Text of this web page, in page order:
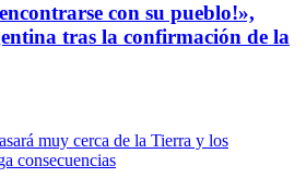
con su pueblo!»,
tras la confirmación de la